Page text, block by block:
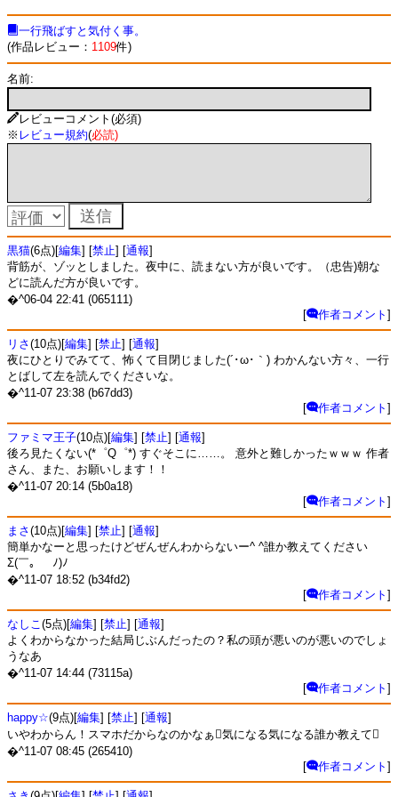
一行飛ばすと気付く事。
(作品レビュー： 1109件)
名前:
レビューコメント(必須)
※ レビュー規約(必読)
黒猫(6点)[編集] [禁止] [通報]
背筋が、ゾッとしました。夜中に、読まない方が良いです。（忠告)朝な
どに読んだ方が良いです。
�^06-04 22:41 (065111)
[
作者コメント ]
リさ(10点)[編集] [禁止] [通報]
夜にひとりでみてて、怖くて目閉じました(´･ω･｀) わかんない方々、一行
とばして左を読んでくださいな。
�^11-07 23:38 (b67dd3)
[
作者コメント ]
ファミマ王子(10点)[編集] [禁止] [通報]
後ろ見たくない(*゜Q゜*) すぐそこに……。 意外と難しかったｗｗｗ 作者
さん、また、お願いします！！
�^11-07 20:14 (5b0a18)
[
作者コメント ]
まさ(10点)[編集] [禁止] [通報]
簡単かなーと思ったけどぜんぜんわからないー^ ^誰か教えてください
Σ(￣。￣ﾉ)ﾉ
�^11-07 18:52 (b34fd2)
[
作者コメント ]
なしこ(5点)[編集] [禁止] [通報]
よくわからなかった結局じぶんだったの？私の頭が悪いのが悪いのでしょ
うなあ
�^11-07 14:44 (73115a)
[
作者コメント ]
happy☆(9点)[編集] [禁止] [通報]
いやわからん！スマホだからなのかなぁ気になる気になる誰か教えて
�^11-07 08:45 (265410)
[
作者コメント ]